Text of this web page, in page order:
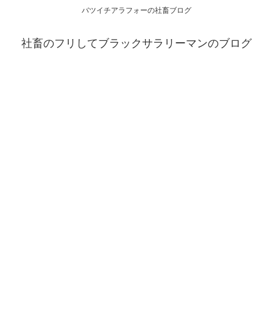
バツイチアラフォーの社畜ブログ
社畜のフリしてブラックサラリーマンのブログ